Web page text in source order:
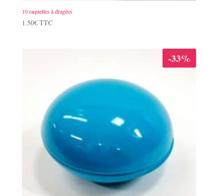
10 raquettes à dragées
1.50€ TTC
-33%